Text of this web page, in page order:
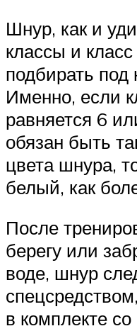
Шнур, как и
классы и
подбирать
Именно, если
равняется 6
обязан быть
цвета шнура,
белый, как
После
берегу или
воде, шнур
в комплекте